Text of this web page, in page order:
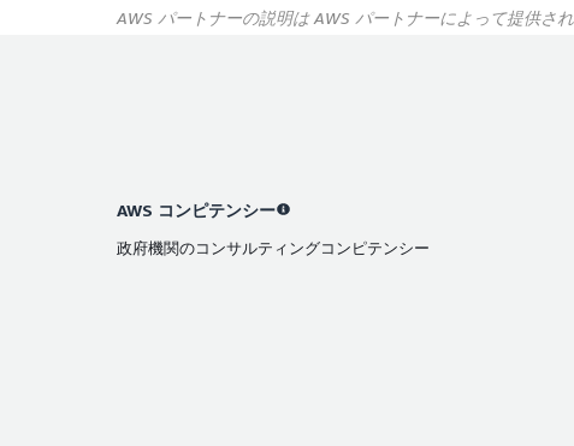
AWS パートナーの説明は AWS パートナーによって提供さ
AWS コンピテンシー
政府機関のコンサルティングコンピテンシー